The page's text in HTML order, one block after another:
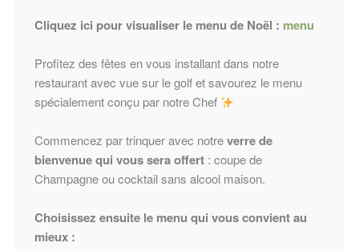
Cliquez ici pour visualiser le menu de Noël : menu
Profitez des fêtes en vous installant dans notre
restaurant avec vue sur le golf et savourez le menu
spécialement conçu par notre Chef
Commencez par trinquer avec notreverre de
bienvenue qui vous sera offert: coupe de
Champagne ou cocktail sans alcool maison.
Choisissez ensuite le menu qui vous convient au
mieux :